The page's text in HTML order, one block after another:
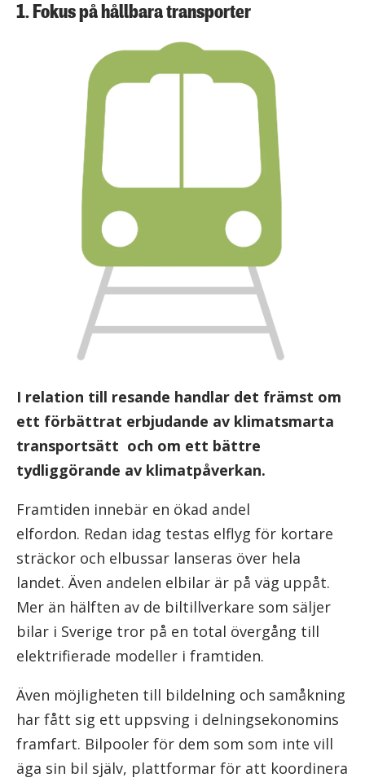
1. Fokus på hållbara transporter
I relation till resande handlar det främst om
ett förbättrat erbjudande av klimatsmarta
transportsätt och om ett bättre
tydliggörande av klimatpåverkan.
Framtiden innebär en ökad andel
elfordon. Redan idag testas elflyg för kortare
sträckor och elbussar lanseras över hela
landet. Även andelen elbilar är på väg uppåt.
Mer än hälften av de biltillverkare som säljer
bilar i Sverige tror på en total övergång till
elektrifierade modeller i framtiden.
Även möjligheten till bildelning och samåkning
har fått sig ett uppsving i delningsekonomins
framfart. Bilpooler för dem som som inte vill
äga sin bil själv, plattformar för att koordinera